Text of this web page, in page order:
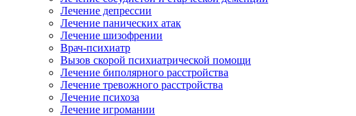
Лечение депрессии
Лечение панических атак
Лечение шизофрении
Врач-психиатр
Вызов скорой психиатрической помощи
Лечение биполярного расстройства
Лечение тревожного расстройства
Лечение психоза
Лечение игромании